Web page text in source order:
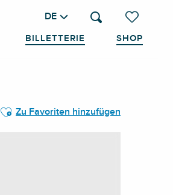
Voir les
Suche
DE
BILLETTERIE SHOP
Ajouter aux favoris
Zu Favoriten hinzufügen